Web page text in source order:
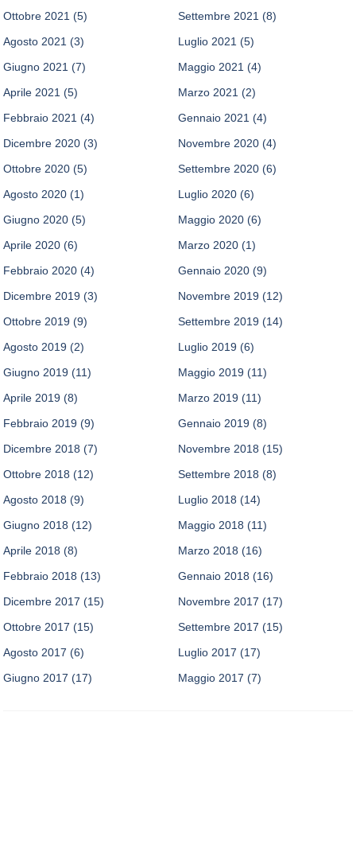
Ottobre 2021 (5) Settembre 2021 (8)
Agosto 2021 (3) Luglio 2021 (5)
Giugno 2021 (7) Maggio 2021 (4)
Aprile 2021 (5) Marzo 2021 (2)
Febbraio 2021 (4) Gennaio 2021 (4)
Dicembre 2020 (3) Novembre 2020 (4)
Ottobre 2020 (5) Settembre 2020 (6)
Agosto 2020 (1) Luglio 2020 (6)
Giugno 2020 (5) Maggio 2020 (6)
Aprile 2020 (6) Marzo 2020 (1)
Febbraio 2020 (4) Gennaio 2020 (9)
Dicembre 2019 (3) Novembre 2019 (12)
Ottobre 2019 (9) Settembre 2019 (14)
Agosto 2019 (2) Luglio 2019 (6)
Giugno 2019 (11) Maggio 2019 (11)
Aprile 2019 (8) Marzo 2019 (11)
Febbraio 2019 (9) Gennaio 2019 (8)
Dicembre 2018 (7) Novembre 2018 (15)
Ottobre 2018 (12) Settembre 2018 (8)
Agosto 2018 (9) Luglio 2018 (14)
Giugno 2018 (12) Maggio 2018 (11)
Aprile 2018 (8) Marzo 2018 (16)
Febbraio 2018 (13) Gennaio 2018 (16)
Dicembre 2017 (15) Novembre 2017 (17)
Ottobre 2017 (15) Settembre 2017 (15)
Agosto 2017 (6) Luglio 2017 (17)
Giugno 2017 (17) Maggio 2017 (7)